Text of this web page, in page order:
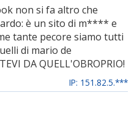
non si fa altro che
è un sito di m**** e
tante pecore siamo tutti
di mario de
DA QUELL'OBROPRIO!
IP: 151.82.5.***